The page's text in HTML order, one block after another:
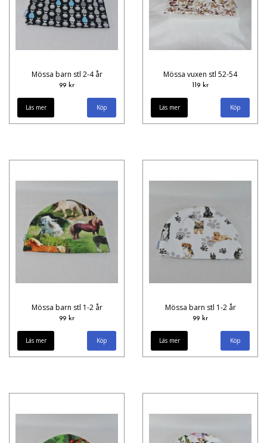
Mössa barn stl 2-4 år
99 kr
Läs mer
Mössa vuxen stl 52-54
119 kr
Läs mer
Mössa barn stl 1-2 år
99 kr
Läs mer
Mössa barn stl 1-2 år
99 kr
Läs mer